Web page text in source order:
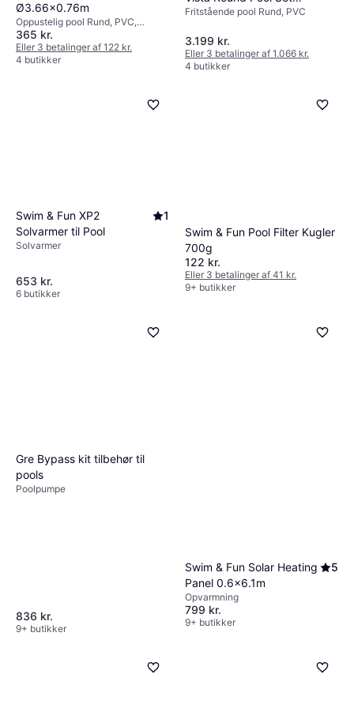
Ø3.66x0.76m
Oppustelig pool Rund, PVC,
Polyester, Liner
365 kr.
Eller 3 betalinger af 122 kr.
4 butikker
Ø5.49x1.22m
Fritstående pool Rund, PVC
3.199 kr.
Eller 3 betalinger af 1.066 kr.
4 butikker
Swim & Fun XP2
Solvarmer til Pool
1
Solvarmer
653 kr.
6 butikker
Swim & Fun Pool Filter Kugler
700g
122 kr.
Eller 3 betalinger af 41 kr.
9+ butikker
Gre Bypass kit tilbehør til
pools
Poolpumpe
836 kr.
9+ butikker
Swim & Fun Solar Heating
Panel 0.6x6.1m
5
Opvarmning
799 kr.
9+ butikker